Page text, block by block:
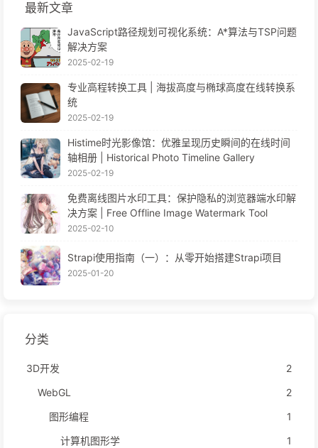
最新文章
JavaScript路径规划可视化系统：A*算法与TSP问题
解决方案
2025-02-19
专业高程转换工具 | 海拔高度与椭球高度在线转换系
统
2025-02-19
Histime时光影像馆：优雅呈现历史瞬间的在线时间
轴相册 | Historical Photo Timeline Gallery
2025-02-19
免费离线图片水印工具：保护隐私的浏览器端水印解
决方案 | Free Offline Image Watermark Tool
2025-02-10
Strapi使用指南（一）：从零开始搭建Strapi项目
2025-01-20
分类
3D开发
2
WebGL
2
图形编程
1
计算机图形学
1